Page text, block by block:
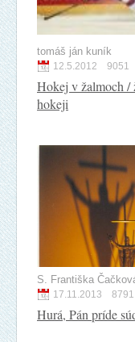
tomáš ján kuník
12.5.2012 9051
Hokej v žalmoch /
hokeji
S. Františka
17.11.2013 8791
Hurá, Pán príde